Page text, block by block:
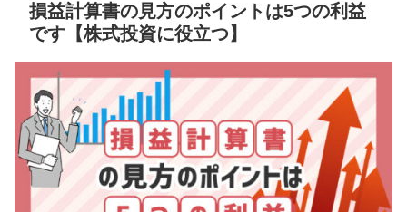
損益計算書の見方のポイントは5つの利益
です【株式投資に役立つ】